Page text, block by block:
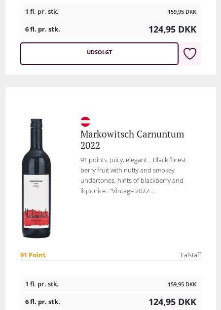
1 fl. pr. stk. 159,95 DKK
6 fl. pr. stk. 124,95 DKK
UDSOLGT
Markowitsch Carnuntum
2022
91 points. Juicy, elegant… Black forest
berry fruit with nutty and smokey
undertones, hints of blackberry and
liquorice.. ”Vintage 2022:...
91 Point Falstaff
1 fl. pr. stk. 159,95 DKK
6 fl. pr. stk. 124,95 DKK